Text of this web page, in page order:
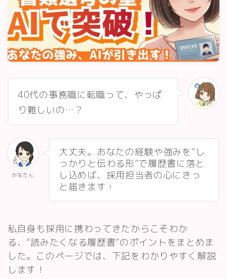
エージェント・サイトの評判
履歴書・面接対策
スキルアップ・資格
記事一覧
40代の事務職に転職って、やっぱ
り難しいの…？
かなたん
大丈夫。あなたの経験や強みを“し
っかりと伝わる形”で履歴書に落と
し込めば、採用担当者の心にきっ
と届きます ！
私自身も採用に携わってきたからこそわか
る、“読みたくなる履歴書”のポイントをまとめま
した。このページでは、下記をわかりやすく解説
します！